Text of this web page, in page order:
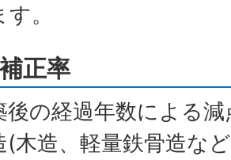
。
正率
後の経過年数による
(木造、軽量鉄骨造な